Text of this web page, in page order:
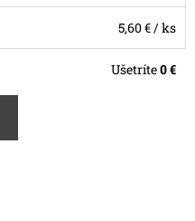
5,60 €/ ks
Ušetríte0 €